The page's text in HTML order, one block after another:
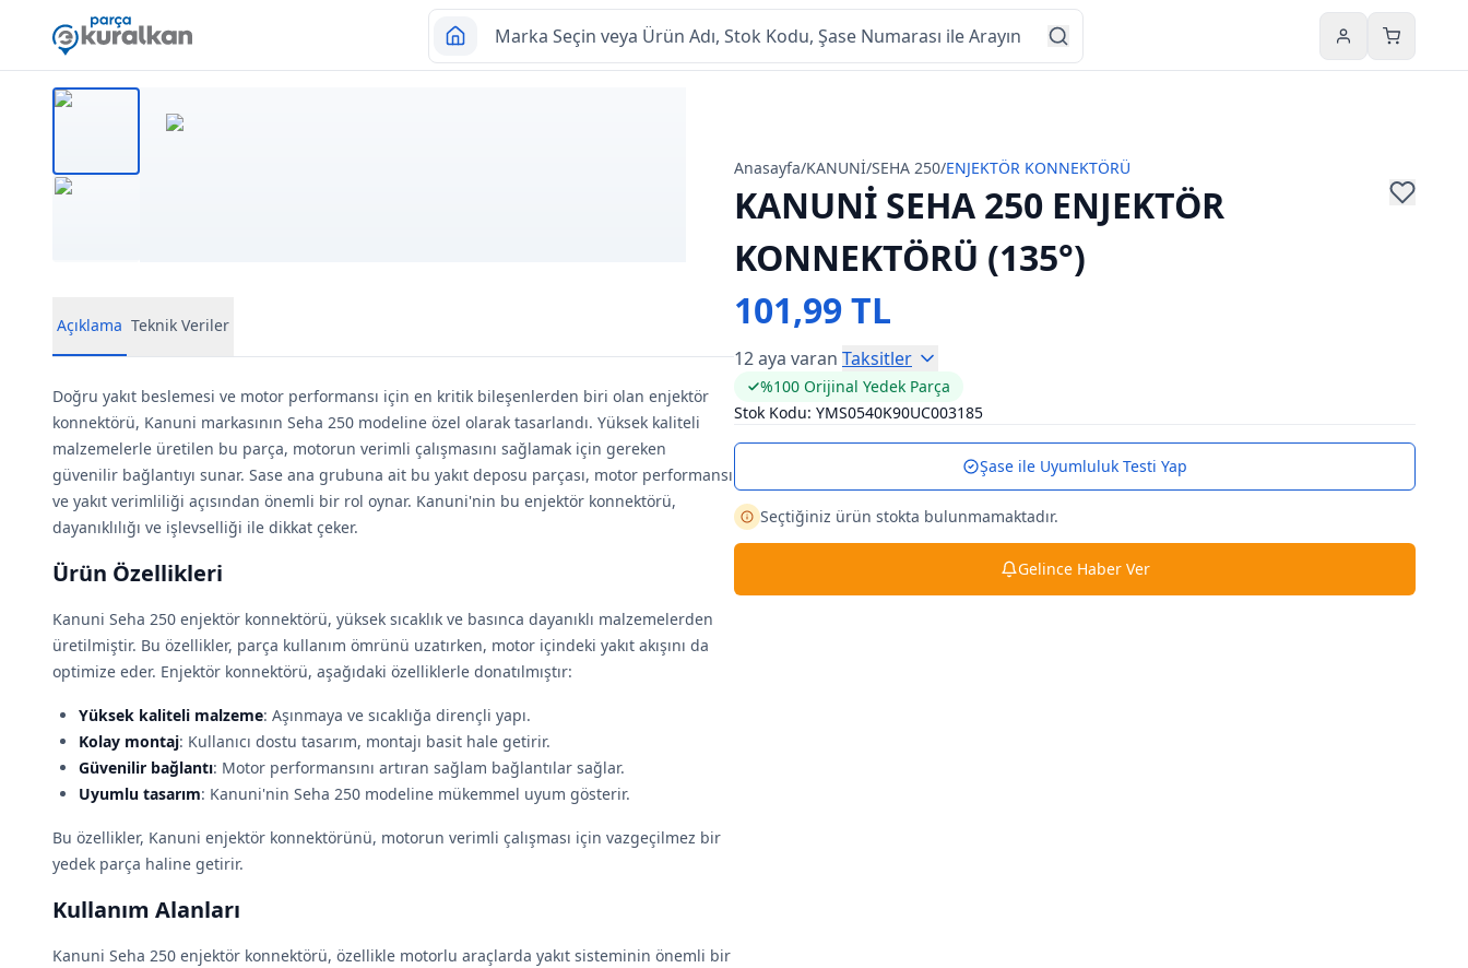
HesabımSepetim
Anasayfa/KANUNİ/SEHA 250/ENJEKTÖR KONNEKTÖRÜ
KANUNİ SEHA 250 ENJEKTÖR
KONNEKTÖRÜ (135°)
101,99 TL
12 aya varan Taksitler
%100 Orijinal Yedek Parça
Stok Kodu: YMS0540K90UC003185
Şase ile Uyumluluk Testi Yap
Seçtiğiniz ürün stokta bulunmamaktadır.
Gelince Haber Ver
Açıklama Teknik Veriler
Doğru yakıt beslemesi ve motor performansı için en kritik bileşenlerden biri olan enjektör
konnektörü, Kanuni markasının Seha 250 modeline özel olarak tasarlandı. Yüksek kaliteli
malzemelerle üretilen bu parça, motorun verimli çalışmasını sağlamak için gereken
güvenilir bağlantıyı sunar. Sase ana grubuna ait bu yakıt deposu parçası, motor performansı
ve yakıt verimliliği açısından önemli bir rol oynar. Kanuni'nin bu enjektör konnektörü,
dayanıklılığı ve işlevselliği ile dikkat çeker.
Ürün Özellikleri
Kanuni Seha 250 enjektör konnektörü, yüksek sıcaklık ve basınca dayanıklı malzemelerden
üretilmiştir. Bu özellikler, parça kullanım ömrünü uzatırken, motor içindeki yakıt akışını da
optimize eder. Enjektör konnektörü, aşağıdaki özelliklerle donatılmıştır:
Yüksek kaliteli malzeme: Aşınmaya ve sıcaklığa dirençli yapı.
Kolay montaj: Kullanıcı dostu tasarım, montajı basit hale getirir.
Güvenilir bağlantı: Motor performansını artıran sağlam bağlantılar sağlar.
Uyumlu tasarım: Kanuni'nin Seha 250 modeline mükemmel uyum gösterir.
Bu özellikler, Kanuni enjektör konnektörünü, motorun verimli çalışması için vazgeçilmez bir
yedek parça haline getirir.
Kullanım Alanları
Kanuni Seha 250 enjektör konnektörü, özellikle motorlu araçlarda yakıt sisteminin önemli bir